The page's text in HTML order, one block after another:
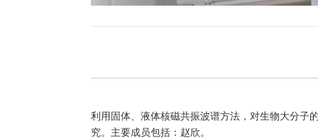
利用固体、液体核磁共振波谱方法，对生物大分子
究。主要成员包括：赵欣。